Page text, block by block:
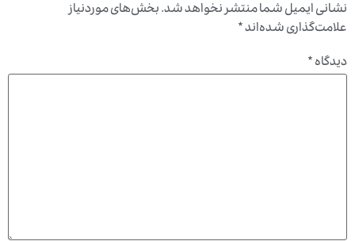
نشانی ایمیل شما منتشر نخواهد شد.بخش‌های موردنیاز
علامت‌گذاری شده‌اند*
دیدگاه*